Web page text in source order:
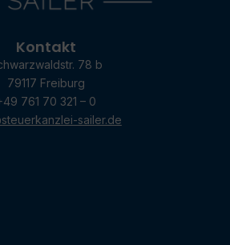
Kontakt
78 b
79117 Freiburg
761 70 321 – 0
sailer.de